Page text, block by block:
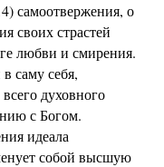
самоотвержения, о
своих страстей
любви и смирения.
саму себя,
духовного
с Богом.
идеала
собой высшую